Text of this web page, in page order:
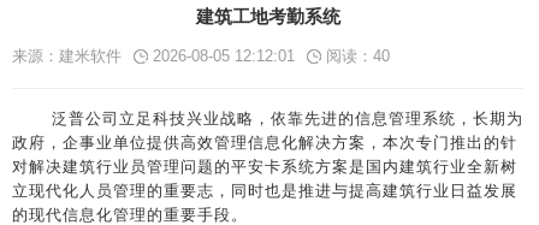
建筑工地考勤系统
来源：建米软件 2026-08-05 12:12:01 阅读： 40
泛普公司立足科技兴业战略，依靠先进的信息管理系统，长期为
政府，企事业单位提供高效管理信息化解决方案，本次专门推出的针
对解决建筑行业员管理问题的平安卡系统方案是国内建筑行业全新树
立现代化人员管理的重要志，同时也是推进与提高建筑行业日益发展
的现代信息化管理的重要手段。